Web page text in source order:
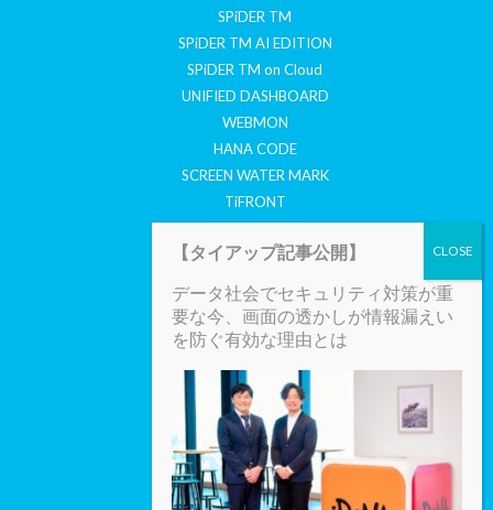
SPiDER TM
SPiDER TM AI EDITION
SPiDER TM on Cloud
UNIFIED DASHBOARD
WEBMON
HANA CODE
SCREEN WATER MARK
TiFRONT
COYOTE
セキュリティ情報
CYBERTHREATS TODAY
SECURITY REPORT
SECURITY MAIL MAGAZINE
会社案内
会社概要
採用情報
お知らせ
【タイアップ記事公開】
データ社会でセキュリティ対策が重
要な今、画面の透かしが情報漏えい
を防ぐ有効な理由とは